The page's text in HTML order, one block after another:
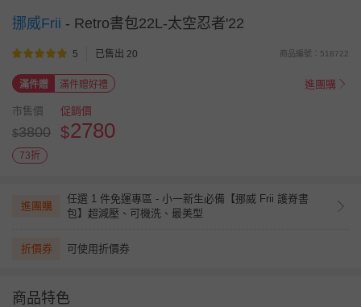
挪威Frii - Retro書包22L-太空忍者'22
5 已售出 20 商品編號：518722
滿件贈 滿件贈好禮 進團購
市售價
$3800
促銷價
$2780
73折
進團購
任選 1 件免運專區 - 小一新生必備【挪威 Frii 護脊書
包】超減壓、可機洗、最美型
折價券 可使用折價券
商品特色